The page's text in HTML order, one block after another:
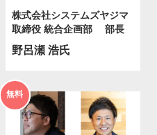
株式会社システムズヤジマ
取締役 統合企画部 部長
野呂瀬 浩氏
2026年
度
無料